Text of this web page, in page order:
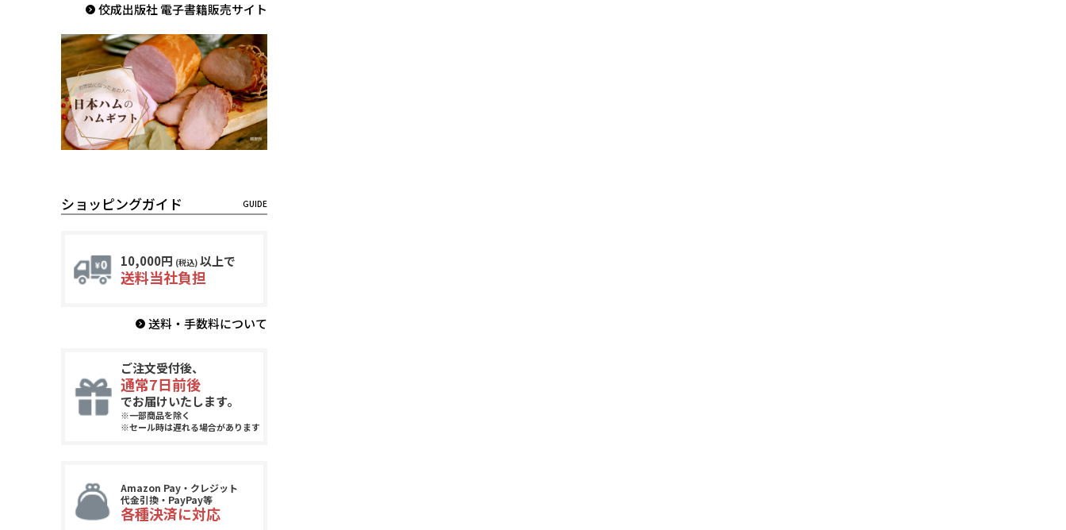
佼成出版社 電子書籍販売サイト
ショッピングガイド
10,000円 (税込) 以上で
送料当社負担
送料・手数料について
ご注文受付後、
通常7日前後
でお届けいたします。
※一部商品を除く
※セール時は遅れる場合があります
Amazon Pay・クレジット
代金引換・PayPay等
各種決済に対応